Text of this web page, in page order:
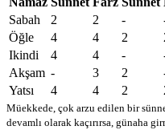
Sabah
2 2 -
Öğle
4 4 2
Ikindi
4 4 -
Akşam - 3 2
Yatsı
4 4 2
Müekkede, çok arzu edilen bir
devamlı olarak kaçırırsa, günaha